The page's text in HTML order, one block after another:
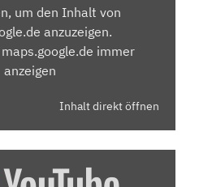
um den Inhalt von
anzuzeigen.
immer
anzeigen
Inhalt direkt öffnen